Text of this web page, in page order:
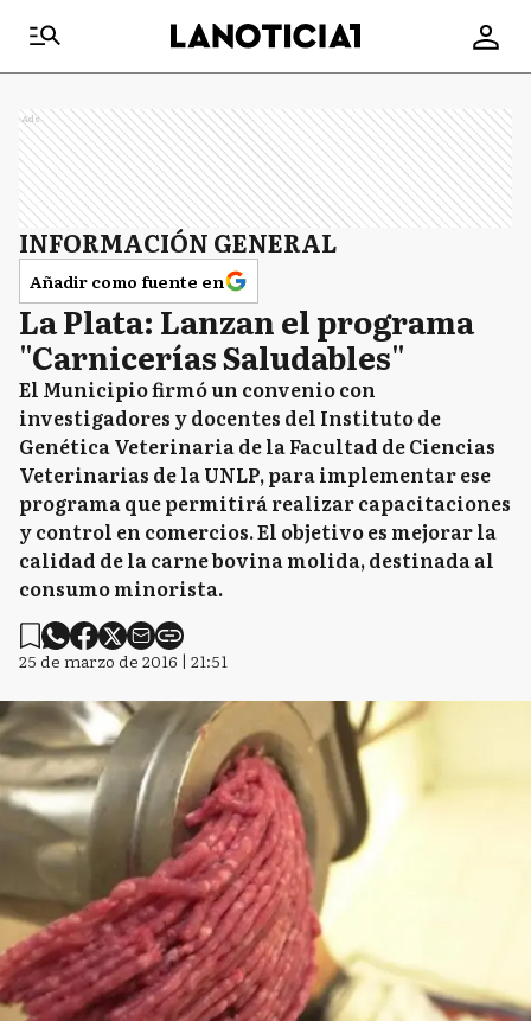
Ads
INFORMACIÓN GENERAL
Añadir como fuente en
La Plata: Lanzan el programa
"Carnicerías Saludables"
El Municipio firmó un convenio con
investigadores y docentes del Instituto de
Genética Veterinaria de la Facultad de Ciencias
Veterinarias de la UNLP, para implementar ese
programa que permitirá realizar capacitaciones
y control en comercios. El objetivo es mejorar la
calidad de la carne bovina molida, destinada al
consumo minorista.
25 de marzo de 2016 | 21:51